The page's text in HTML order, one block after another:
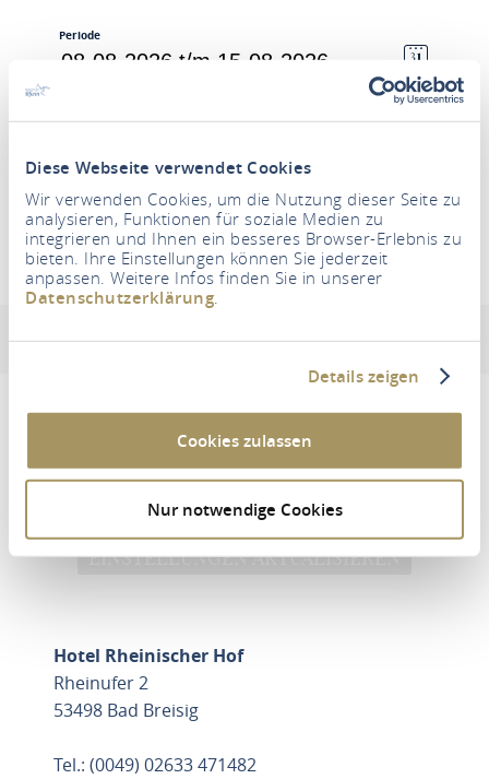
Diese Webseite verwendet Cookies
Wir verwenden Cookies, um die Nutzung dieser Seite zu
analysieren, Funktionen für soziale Medien zu
integrieren und Ihnen ein besseres Browser-Erlebnis zu
bieten. Ihre Einstellungen können Sie jederzeit
anpassen. Weitere Infos finden Sie in unserer
Datenschutzerklärung
Details zeigen
Cookies zulassen
Nur notwendige Cookies
Periode
ACCOMMODATIE ZOEKEN
Hotel Rheinischer Hof
Uitrusting en kenmerken
Um diesen Inhalt zu sehen müssen Sie den
Drittanbieter Cookies zustimmen.
EINSTELLUNGEN AKTUALISIEREN
Hotel Rheinischer Hof
Rheinufer 2
53498 Bad Breisig
Tel.: (0049) 02633 471482